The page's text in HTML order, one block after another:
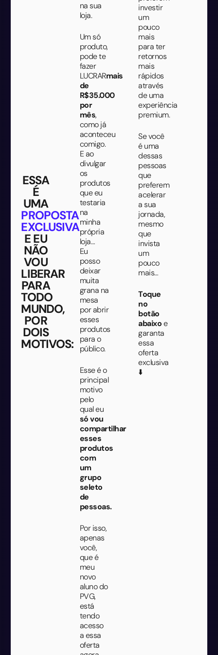
ESSA
É
UMA
PROPOSTA
EXCLUSIVA
E EU
NÃO
VOU
LIBERAR
PARA
TODO
MUNDO,
POR
DOIS
MOTIVOS:
na sua
loja.
Um só
produto,
pode te
fazer
LUCRARmais
de
R$35.000
por
mês,
como já
aconteceu
comigo.
E ao
divulgar
os
produtos
que eu
testaria
na
minha
própria
loja…
Eu
posso
deixar
muita
grana na
mesa
por abrir
esses
produtos
para o
público.
Esse é o
principal
motivo
pelo
qual eu
só vou
compartilhar
esses
produtos
com
um
grupo
seleto
de
pessoas.
Por isso,
apenas
você,
que é
meu
novo
aluno do
PVG,
está
tendo
acesso
a essa
oferta
investir
um
pouco
mais
para ter
retornos
mais
rápidos
através
de uma
experiência
premium.
Se você
é uma
dessas
pessoas
que
preferem
acelerar
a sua
jornada,
mesmo
que
invista
um
pouco
mais…
Toque
no
botão
abaixoe
garanta
essa
oferta
exclusiva
⬇️